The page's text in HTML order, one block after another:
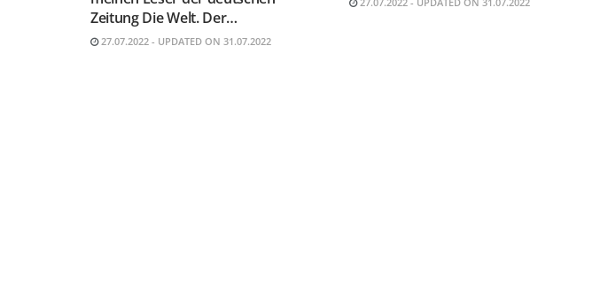
Zeitung Die Welt. Der…
27.07.2022 - UPDATED ON 31.07.2022